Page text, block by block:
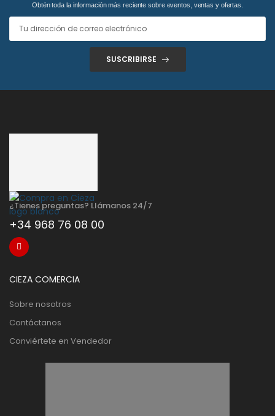
Obtén toda la información más reciente sobre eventos, ventas y ofertas.
SUSCRIBIRSE
¿Tienes preguntas? Llámanos 24/7
+34 968 76 08 00
CIEZA COMERCIA
Sobre nosotros
Contáctanos
Conviértete en Vendedor